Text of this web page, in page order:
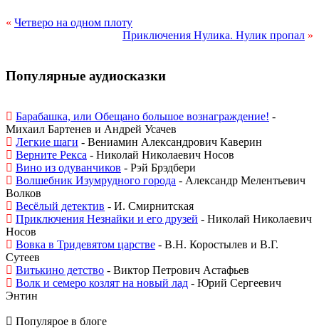
« Четверо на одном плоту
Приключения Нулика. Нулик пропал »
Популярные аудиосказки
Барабашка, или Обещано большое вознаграждение! -
Михаил Бартенев и Андрей Усачев
Легкие шаги - Вениамин Александрович Каверин
Верните Рекса - Николай Николаевич Носов
Вино из одуванчиков - Рэй Брэдбери
Волшебник Изумрудного города - Александр Мелентьевич
Волков
Весёлый детектив - И. Смирнитская
Приключения Незнайки и его друзей - Николай Николаевич
Носов
Вовка в Тридевятом царстве - В.Н. Коростылев и В.Г.
Сутеев
Витькино детство - Виктор Петрович Астафьев
Волк и семеро козлят на новый лад - Юрий Сергеевич
Энтин
Популярое в блоге